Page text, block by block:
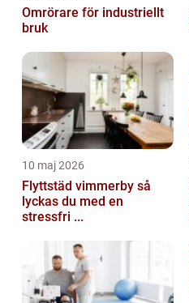
Omrörare för industriellt
bruk
10 maj 2026
Flyttstäd vimmerby så
lyckas du med en
stressfri ...